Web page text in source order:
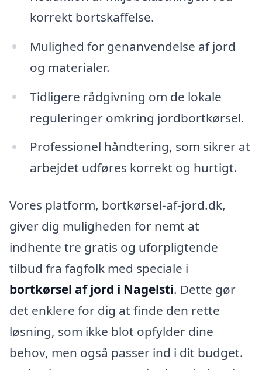
korrekt bortskaffelse.
Mulighed for genanvendelse af jord
og materialer.
Tidligere rådgivning om de lokale
reguleringer omkring jordbortkørsel.
Professionel håndtering, som sikrer at
arbejdet udføres korrekt og hurtigt.
Vores platform, bortkørsel-af-jord.dk,
giver dig muligheden for nemt at
indhente tre gratis og uforpligtende
tilbud fra fagfolk med speciale i
bortkørsel af jord i Nagelsti. Dette gør
det enklere for dig at finde den rette
løsning, som ikke blot opfylder dine
behov, men også passer ind i dit budget.